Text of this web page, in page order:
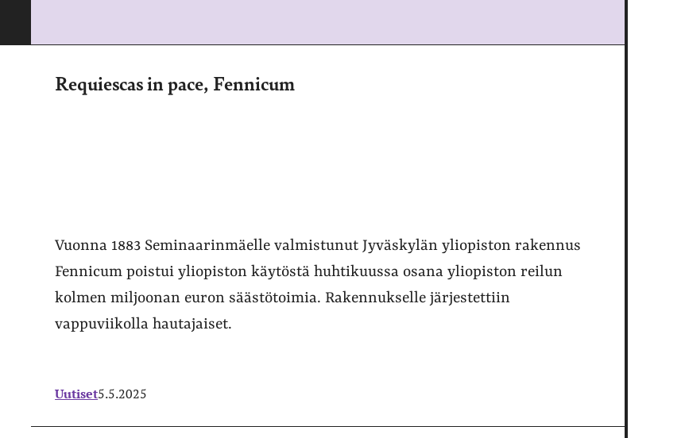
Requiescas in pace, Fennicum
Vuonna 1883 Seminaarinmäelle valmistunut Jyväskylän yliopiston rakennus
Fennicum poistui yliopiston käytöstä huhtikuussa osana yliopiston reilun
kolmen miljoonan euron säästötoimia. Rakennukselle järjestettiin
vappuviikolla hautajaiset.
Uutiset5.5.2025